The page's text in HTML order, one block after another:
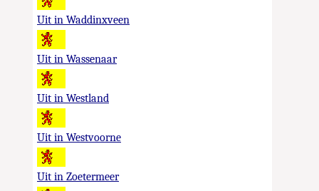
Uit in Waddinxveen
Uit in Wassenaar
Uit in Westland
Uit in Westvoorne
Uit in Zoetermeer